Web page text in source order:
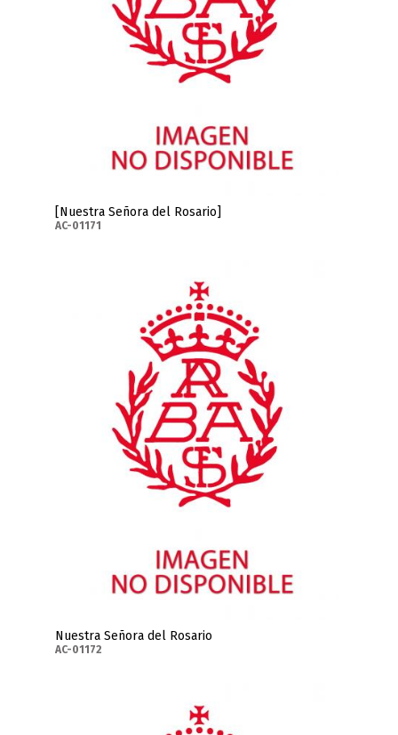
[Nuestra Señora del Rosario]
AC-01171
Nuestra Señora del Rosario
AC-01172